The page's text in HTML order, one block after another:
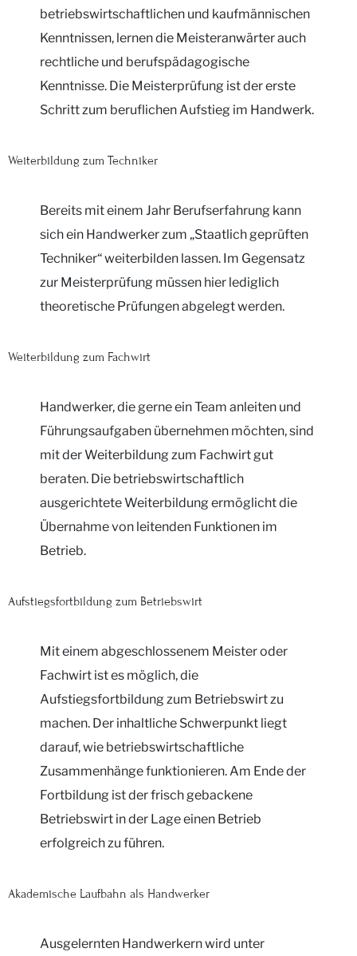
betriebswirtschaftlichen und kaufmännischen
Kenntnissen, lernen die Meisteranwärter auch
rechtliche und berufspädagogische
Kenntnisse. Die Meisterprüfung ist der erste
Schritt zum beruflichen Aufstieg im Handwerk.
Weiterbildung zum Techniker
Bereits mit einem Jahr Berufserfahrung kann
sich ein Handwerker zum „Staatlich geprüften
Techniker“ weiterbilden lassen. Im Gegensatz
zur Meisterprüfung müssen hier lediglich
theoretische Prüfungen abgelegt werden.
Weiterbildung zum Fachwirt
Handwerker, die gerne ein Team anleiten und
Führungsaufgaben übernehmen möchten, sind
mit der Weiterbildung zum Fachwirt gut
beraten. Die betriebswirtschaftlich
ausgerichtete Weiterbildung ermöglicht die
Übernahme von leitenden Funktionen im
Betrieb.
Aufstiegsfortbildung zum Betriebswirt
Mit einem abgeschlossenem Meister oder
Fachwirt ist es möglich, die
Aufstiegsfortbildung zum Betriebswirt zu
machen. Der inhaltliche Schwerpunkt liegt
darauf, wie betriebswirtschaftliche
Zusammenhänge funktionieren. Am Ende der
Fortbildung ist der frisch gebackene
Betriebswirt in der Lage einen Betrieb
erfolgreich zu führen.
Akademische Laufbahn als Handwerker
Ausgelernten Handwerkern wird unter